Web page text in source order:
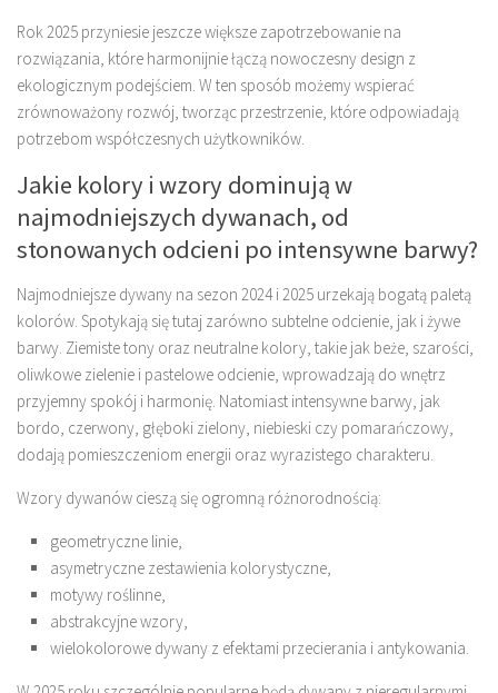
Rok 2025 przyniesie jeszcze większe zapotrzebowanie na
rozwiązania, które harmonijnie łączą nowoczesny design z
ekologicznym podejściem. W ten sposób możemy wspierać
zrównoważony rozwój, tworząc przestrzenie, które odpowiadają
potrzebom współczesnych użytkowników.
Jakie kolory i wzory dominują w
najmodniejszych dywanach, od
stonowanych odcieni po intensywne barwy?
Najmodniejsze dywany na sezon 2024 i 2025 urzekają bogatą paletą
kolorów. Spotykają się tutaj zarówno subtelne odcienie, jak i żywe
barwy. Ziemiste tony oraz neutralne kolory, takie jak beże, szarości,
oliwkowe zielenie i pastelowe odcienie, wprowadzają do wnętrz
przyjemny spokój i harmonię. Natomiast intensywne barwy, jak
bordo, czerwony, głęboki zielony, niebieski czy pomarańczowy,
dodają pomieszczeniom energii oraz wyrazistego charakteru.
Wzory dywanów cieszą się ogromną różnorodnością:
geometryczne linie,
asymetryczne zestawienia kolorystyczne,
motywy roślinne,
abstrakcyjne wzory,
wielokolorowe dywany z efektami przecierania i antykowania.